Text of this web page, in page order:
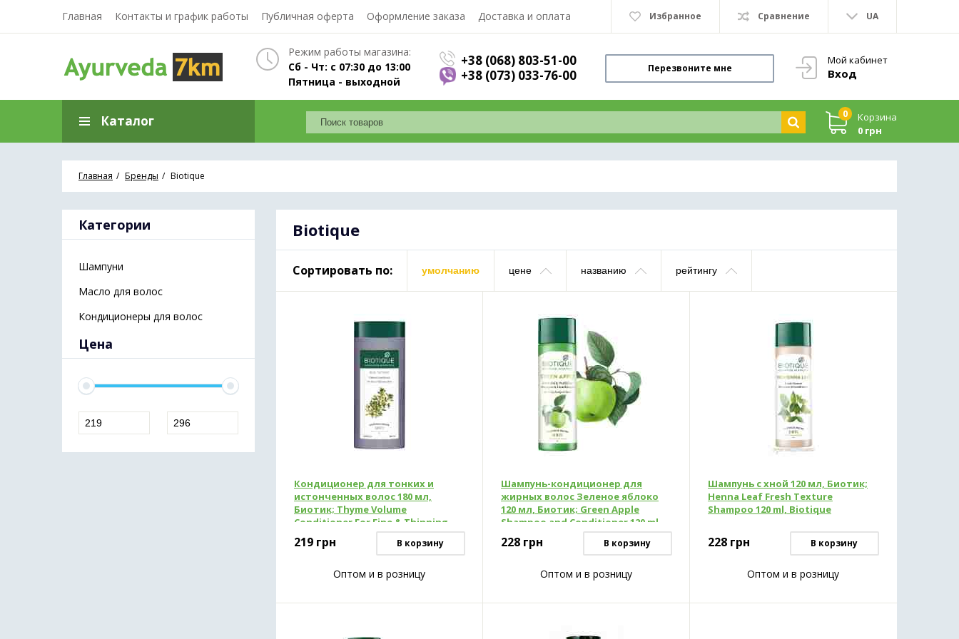
Главная Контакты и график работы Публичная оферта Оформление заказа Доставка и оплата Избранное Сравнение UA
Мой кабинет
Вход
Режим работы магазина:
Сб - Чт: с 07:30 до 13:00
Пятница - выходной
+38 (068) 803-51-00
+38 (073) 033-76-00
Перезвоните мне
0
Корзина
0 грн
Каталог
Главная Бренды Biotique
Категории
Шампуни
Масло для волос
Кондиционеры для волос
Цена
Biotique
Сортировать по: умолчанию цене названию рейтингу
Кондиционер для тонких и
истонченных волос 180 мл,
Биотик; Thyme Volume
Conditioner For Fine & Thinning
Hair 180 ml, Biotique
219 грн В корзину
Оптом и в розницу
Шампунь-кондиционер для
жирных волос Зеленое яблоко
120 мл, Биотик; Green Apple
Shampoo and Conditioner 120 ml,
Biotique
228 грн В корзину
Оптом и в розницу
Шампунь с хной 120 мл, Биотик;
Henna Leaf Fresh Texture
Shampoo 120 ml, Biotique
228 грн В корзину
Оптом и в розницу